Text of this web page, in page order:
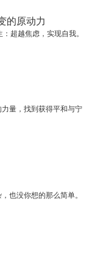
的原动力
超越焦虑，实现自我。
量，找到获得平和与宁
也没你想的那么简单。